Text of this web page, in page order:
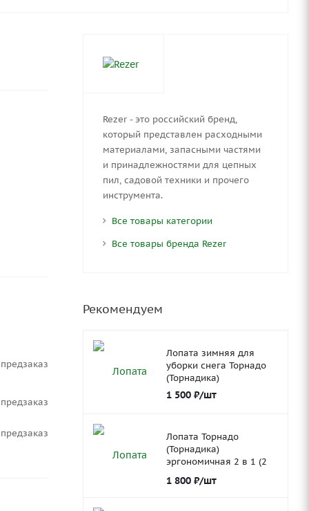
Предзаказ
Предзаказ
Предзаказ
Rezer - это российский бренд,
который представлен расходными
материалами, запасными частями
и принадлежностями для цепных
пил, садовой техники и прочего
инструмента.
Все товары категории
Все товары бренда Rezer
Рекомендуем
Лопата зимняя для
уборки снега Торнадо
(Торнадика)
1 500₽/шт
Лопата Торнадо
(Торнадика)
эргономичная 2 в 1 (2
1 800₽/шт